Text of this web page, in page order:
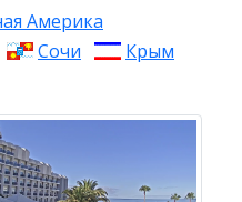
Америка
Сочи
Крым